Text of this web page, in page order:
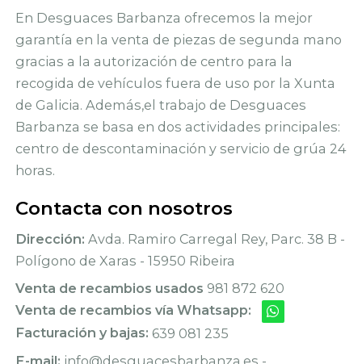
En Desguaces Barbanza ofrecemos la mejor
garantía en la venta de piezas de segunda mano
gracias a la autorización de centro para la
recogida de vehículos fuera de uso por la Xunta
de Galicia. Además,el trabajo de Desguaces
Barbanza se basa en dos actividades principales:
centro de descontaminación y servicio de grúa 24
horas.
Contacta con nosotros
Dirección: Avda. Ramiro Carregal Rey, Parc. 38 B -
Polígono de Xaras - 15950 Ribeira
Venta de recambios usados 981 872 620
Venta de recambios vía Whatsapp:
Facturación y bajas: 639 081 235
E-mail: info@desguacesbarbanza.es -